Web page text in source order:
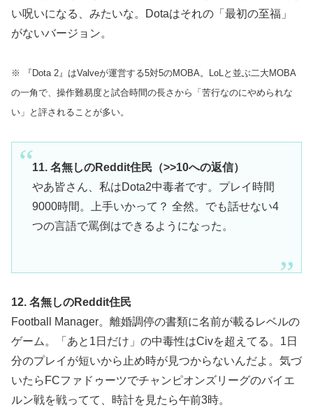
い呪いになる、みたいな。Dotaはそれの「最初の至福」
がないバージョン。
※ 『Dota 2』はValveが運営する5対5のMOBA。LoLと並ぶ二大MOBA
の一角で、操作難易度と試合時間の長さから「苦行なのにやめられな
い」と評されることが多い。
11. 名無しのReddit住民（>>10への返信）
やあ皆さん、私はDota2中毒者です。プレイ時間
9000時間。上手いかって？ 全然。でも話せない4
つの言語で罵倒はできるようになった。
12. 名無しのReddit住民
Football Manager。離婚調停の書類に名前が載るレベルの
ゲーム。「あと1日だけ」の中毒性はCivを超えてる。1日
分のプレイが短いから止め時が見つからないんだよ。気づ
いたらFCファドゥーツでチャンピオンズリーグのバイエ
ルン戦を戦ってて、時計を見たら午前3時。